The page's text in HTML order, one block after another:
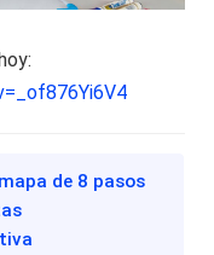
de 8 pasos